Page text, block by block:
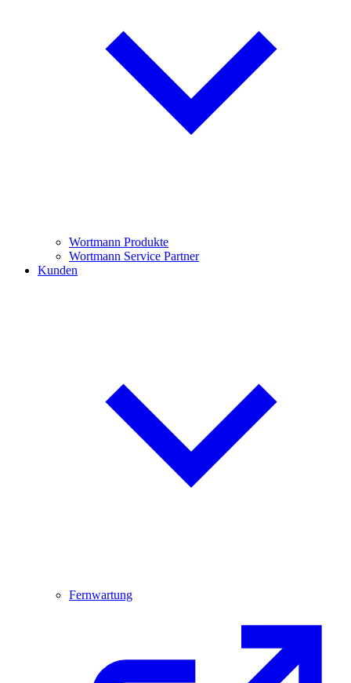
Wortmann Produkte
Wortmann Service Partner
Kunden
Fernwartung